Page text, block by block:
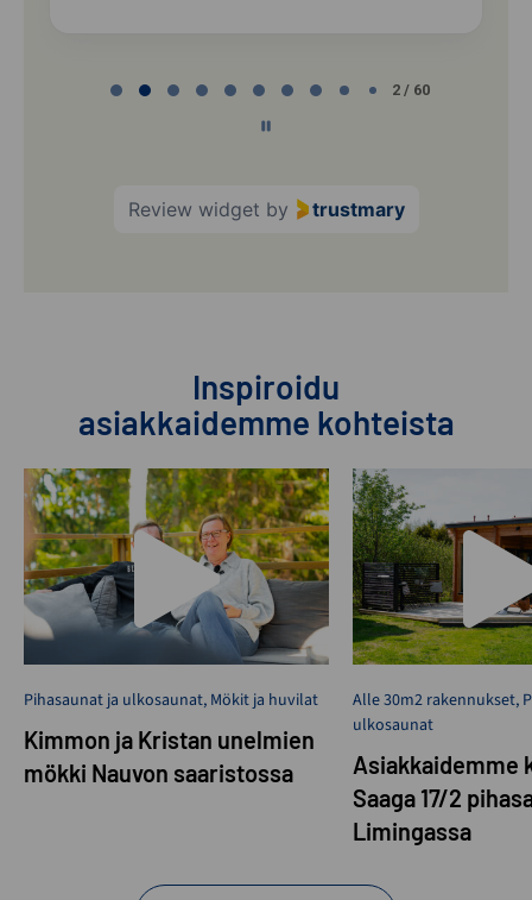
2 / 60
Review widget by trustmary
Inspiroidu
asiakkaidemme kohteista
Pihasaunat ja ulkosaunat, Mökit ja huvilat
Kimmon ja Kristan unelmien
mökki Nauvon saaristossa
Alle 30m2 rakennukset,
ulkosaunat
Asiakkaidemme
Saaga 17/2
Limingassa